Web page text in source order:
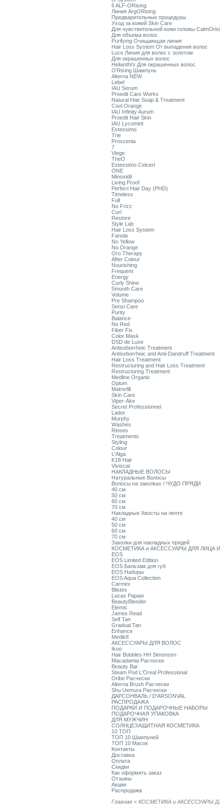
5 ALF-ORising
Линия ArgORising
Предварительные процедуры
Уход за кожей Skin Care
Для чувствительной кожи головы
Для объема волос
Purifying Очищающая линия
Hair Loss System От выпадения волос
Luce Линия для волос с золотом
Для окрашенных волос
Helianthi's Для окрашенных волос
O’Rising Шампунь
Alterna NEW
Lebel
IAU Serum
Proedit Care Works
Natural Hair Soap & Treatment
Cool Orange
IAU Infinity Aurum
Proedit Hair Skin
IAU Lycomint
Estessimo
Trie
Proscenia
7
Viege
TheO
Estessimo Celcert
ONE
Minoxidil
Living Proof
Perfect Hair Day (PHD)
Timeless
Full
No Frizz
Curl
Restore
Style Lab
Hair Loss System
Fanola
No Yellow
No Orange
Oro Therapy
After Colour
Nourishing
Frequent
Energy
Curly Shine
Smooth Care
Volume
Pre Shampoo
Sensi Care
Purity
Balance
No Red
Fiber Fix
Color Mask
DSD de Luxe
Antiseborrheic Treatment
Antiseborrheic and Anti-Dandruff Treatment
Hair Loss Treatment
Restructuring and Hair Loss Treatment
Restructuring Treatment
Medline Organic
Opium
Matrixfill
Skin Care
Viper-Ake
Secret Professionnel
Lador
Murphy
Washes
Rinses
Treatments
Styling
Colour
L'Alga
K18 Hair
Viviscal
НАКЛАДНЫЕ ВОЛОСЫ
Натуральные Волосы
Волосы на заколках / ЧУДО ПРЯДИ
40 см
50 см
60 см
70 см
Накладные Хвосты на ленте
40 см
50 см
60 см
70 см
Заколки для накладных прядей
КОСМЕТИКА и АКСЕССУАРЫ ДЛЯ ЛИЦА
EOS
EOS Limited Edition
EOS Бальзам для губ
EOS Наборы
EOS Aqua Collection
Carmex
Blistex
Lucas Papaw
BeautyBlender
Elemis
James Read
Self Tan
Gradual Tan
Enhance
Medik8
АКСЕССУАРЫ ДЛЯ ВОЛОС
Ikoo
Hair Bobbles HH Simonsen
Macadamia Расчески
Beauty Bar
Steam Pod L'Oreal Professional
Oribe Расчески
Alterna Brush Расчески
Shu Uemura Расчески
ДАРСОНВАЛЬ / D'ARSONVAL
РАСПРОДАЖА
ПОДАРКИ И ПОДАРОЧНЫЕ НАБОРЫ
ПОДАРОЧНАЯ УПАКОВКА
ДЛЯ МУЖЧИН
СОЛНЦЕЗАЩИТНАЯ КОСМЕТИКА
10 ТОП
ТОП 10 Шампуней
ТОП 10 Масок
Контакты
Доставка
Оплата
Скидки
Как оформить заказ
Отзывы
Акции
Распродажа
Главная > КОСМЕТИКА и АКСЕССУАРЫ